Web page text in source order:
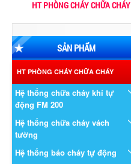
HT PHÒNG CHÁY CHỮA CHÁY
SẢN PHẨM
HT PHÒNG CHÁY CHỮA CHÁY
Hệ thống chữa cháy khí tự
động FM 200
Hệ thống chữa cháy vách
tường
Hệ thống báo cháy tự động